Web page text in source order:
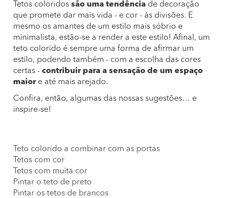
Tetos coloridos são uma tendência de decoração
que promete dar mais vida - e cor - às divisões. E
mesmo os amantes de um estilo mais sóbrio e
minimalista, estão-se a render a este estilo! Afinal, um
teto colorido é sempre uma forma de afirmar um
estilo, podendo também - com a escolha das cores
certas - contribuir para a sensação de um espaço
maiore até mais arejado.
Confira, então, algumas das nossas sugestões… e
inspire-se!
Teto colorido a combinar com as portas
Tetos com cor
Tetos com muita cor
Pintar o teto de preto
Pintar os tetos de brancos